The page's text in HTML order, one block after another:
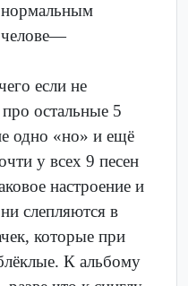
если не
остальные 5
одно «но» и ещё
у всех 9 песен
настроение и
слепляются в
которые при
К альбому